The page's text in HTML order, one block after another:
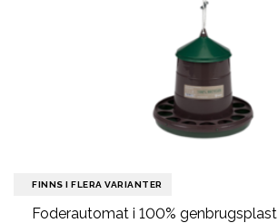
FINNS I FLERA VARIANTER
Foderautomat i 100% genbrugsplast